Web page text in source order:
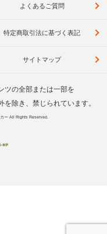
よくあるご質問
特定商取引法に基づく表記
サイトマップ
ツの全部または一部を
除き、禁じられています。
ーAll Rights Reserved.